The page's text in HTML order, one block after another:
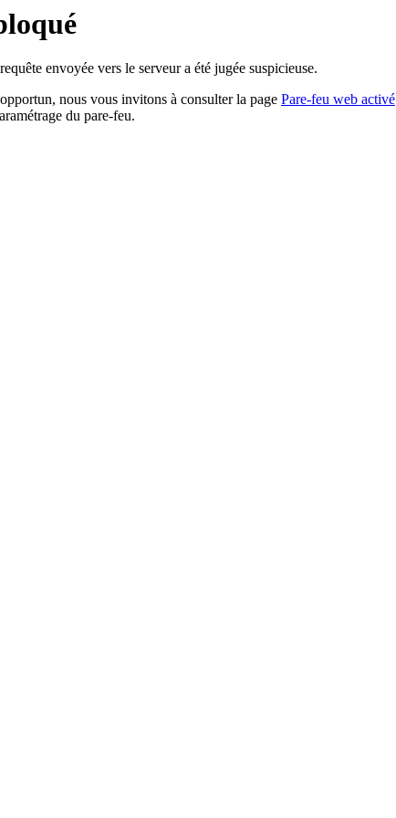
envoyée vers le serveur a été jugée suspicieuse.
nous vous invitons à consulter la page Pare-feu web activé
du pare-feu.